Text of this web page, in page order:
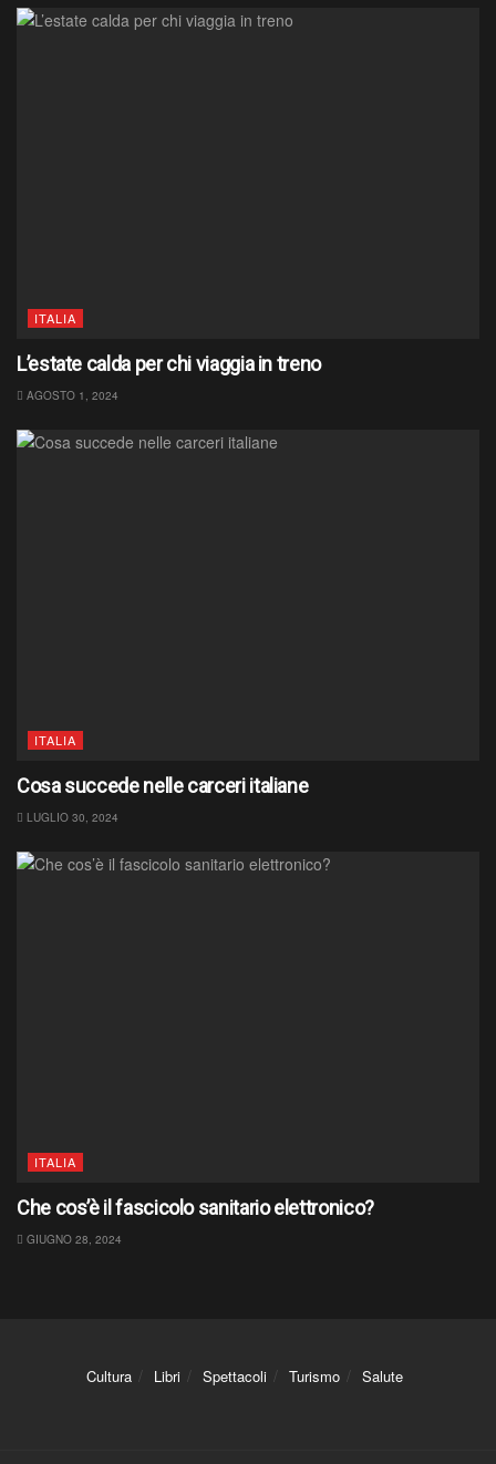
ITALIA
L’estate calda per chi viaggia in treno
AGOSTO 1, 2024
ITALIA
Cosa succede nelle carceri italiane
LUGLIO 30, 2024
ITALIA
Che cos’è il fascicolo sanitario elettronico?
GIUGNO 28, 2024
Cultura Libri Spettacoli Turismo Salute